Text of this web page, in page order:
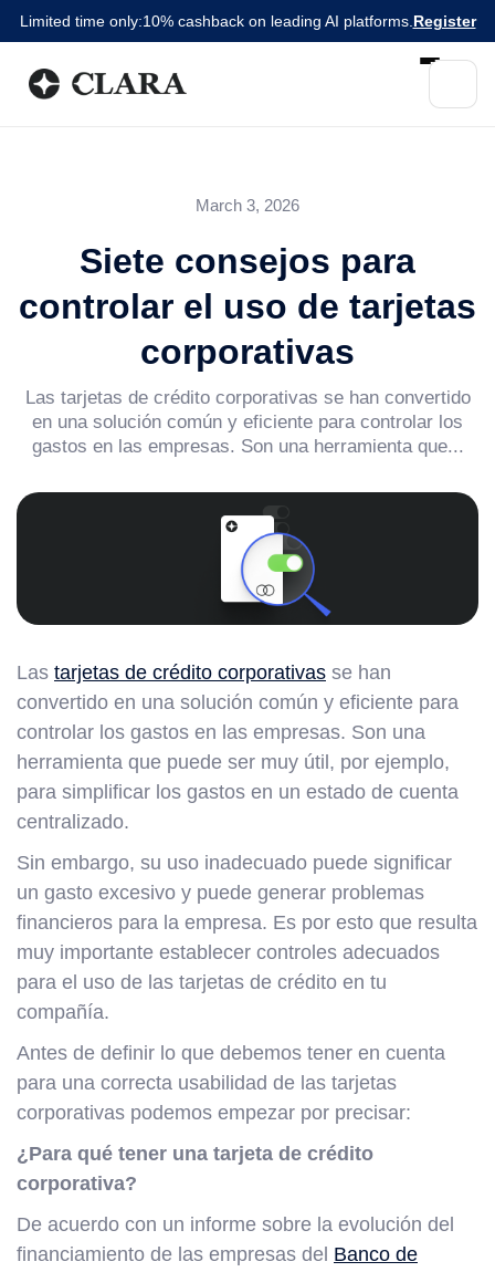
Limited time only:10% cashback on leading AI platforms. Register
March 3, 2026
Siete consejos para
controlar el uso de tarjetas
corporativas
Las tarjetas de crédito corporativas se han convertido
en una solución común y eficiente para controlar los
gastos en las empresas. Son una herramienta que...
Las tarjetas de crédito corporativas se han
convertido en una solución común y eficiente para
controlar los gastos en las empresas. Son una
herramienta que puede ser muy útil, por ejemplo,
para simplificar los gastos en un estado de cuenta
centralizado.
Sin embargo, su uso inadecuado puede significar
un gasto excesivo y puede generar problemas
financieros para la empresa. Es por esto que resulta
muy importante establecer controles adecuados
para el uso de las tarjetas de crédito en tu
compañía.
Antes de definir lo que debemos tener en cuenta
para una correcta usabilidad de las tarjetas
corporativas podemos empezar por precisar:
¿Para qué tener una tarjeta de crédito
corporativa?
De acuerdo con un informe sobre la evolución del
financiamiento de las empresas del Banco de